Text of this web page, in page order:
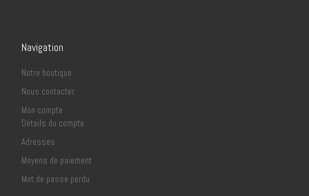
Navigation
Notre boutique
Nous contacter
Mon compte
Détails du compte
Adresses
Moyens de paiement
Mot de passe perdu